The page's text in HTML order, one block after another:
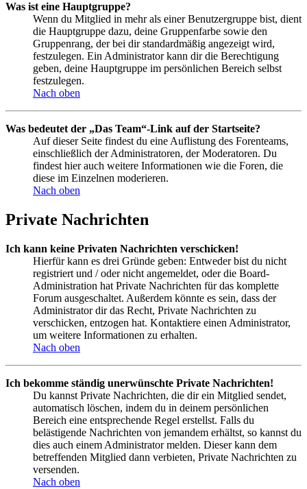
Was ist eine Hauptgruppe?
Wenn du Mitglied in mehr als einer Benutzergruppe bist, dient
die Hauptgruppe dazu, deine Gruppenfarbe sowie den
Gruppenrang, der bei dir standardmäßig angezeigt wird,
festzulegen. Ein Administrator kann dir die Berechtigung
geben, deine Hauptgruppe im persönlichen Bereich selbst
festzulegen.
Nach oben
Was bedeutet der „Das Team“-Link auf der Startseite?
Auf dieser Seite findest du eine Auflistung des Forenteams,
einschließlich der Administratoren, der Moderatoren. Du
findest hier auch weitere Informationen wie die Foren, die
diese im Einzelnen moderieren.
Nach oben
Private Nachrichten
Ich kann keine Privaten Nachrichten verschicken!
Hierfür kann es drei Gründe geben: Entweder bist du nicht
registriert und / oder nicht angemeldet, oder die Board-
Administration hat Private Nachrichten für das komplette
Forum ausgeschaltet. Außerdem könnte es sein, dass der
Administrator dir das Recht, Private Nachrichten zu
verschicken, entzogen hat. Kontaktiere einen Administrator,
um weitere Informationen zu erhalten.
Nach oben
Ich bekomme ständig unerwünschte Private Nachrichten!
Du kannst Private Nachrichten, die dir ein Mitglied sendet,
automatisch löschen, indem du in deinem persönlichen
Bereich eine entsprechende Regel erstellst. Falls du
belästigende Nachrichten von jemandem erhältst, so kannst du
dies auch einem Administrator melden. Dieser kann dem
betreffenden Mitglied dann verbieten, Private Nachrichten zu
versenden.
Nach oben